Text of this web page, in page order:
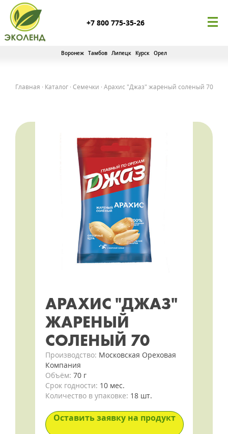
+7 800 775-35-26
Воронеж Тамбов Липецк Курск Орел
Главная · Каталог· Семечки · Арахис "Джаз" жареный соленый 70
АРАХИС "ДЖАЗ"
ЖАРЕНЫЙ
СОЛЕНЫЙ 70
Производство: Московская Ореховая
Компания
Объём: 70 г
Срок годности: 10 мес.
Количество в упаковке: 18 шт.
Оставить заявку на продукт